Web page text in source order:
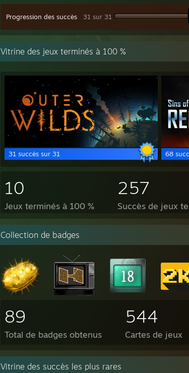
Progression des succès 31 sur 31
Vitrine des jeux terminés à 100 %
31 succès sur 31 68
10
Jeux terminés à 100 %
257
Succès de jeux
Collection de badges
89
Total de badges obtenus
544
Cartes de jeux
Vitrine des succès les plus rares